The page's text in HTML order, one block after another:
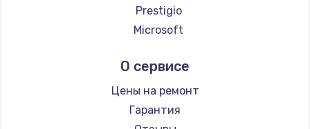
Ремонт ноутбуков Google
Ремонт ноутбуков Echips
Ремонт ноутбуков Predator
Ремонт ноутбуков iru
Ремонт ноутбуков Machenike
Ремонт ноутбуков DEXP
Prestigio
Microsoft
Aquarius
Gigabyte
Aorus
Maibenben
О сервисе
Цены на ремонт
Гарантия